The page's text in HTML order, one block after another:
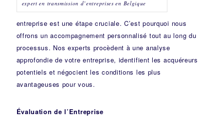
expert en transmission d’entreprises en Belgique
entreprise est une étape cruciale. C’est pourquoi nous
offrons un accompagnement personnalisé tout au long du
processus. Nos experts procèdent à une analyse
approfondie de votre entreprise, identifient les acquéreurs
potentiels et négocient les conditions les plus
avantageuses pour vous.
Évaluation de l’Entreprise